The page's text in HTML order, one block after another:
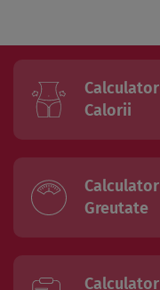
Calculator
Calorii
Calculator
Greutate
Calculator